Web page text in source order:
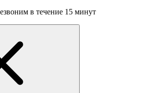
в течение 15 минут